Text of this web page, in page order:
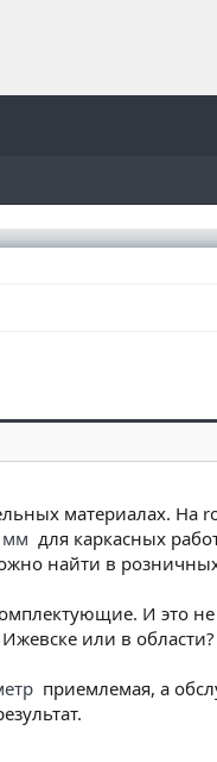
материалах. На
мм для каркасных
найти в
И это
или в
приемлемая, а